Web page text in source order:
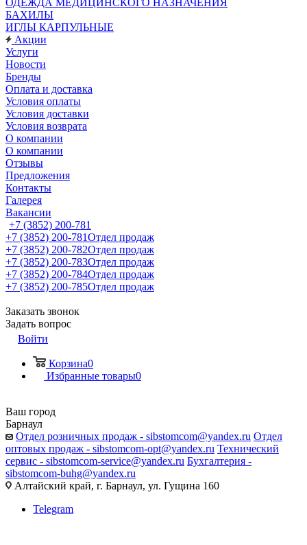
ОДЕЖДА МЕДИЦИНСКОГО НАЗНАЧЕНИЯ
БАХИЛЫ
ИГЛЫ КАРПУЛЬНЫЕ
Акции
Услуги
Новости
Бренды
Оплата и доставка
Условия оплаты
Условия доставки
Условия возврата
О компании
О компании
Отзывы
Предложения
Контакты
Галерея
Вакансии
+7 (3852) 200-781
+7 (3852) 200-781Отдел продаж
+7 (3852) 200-782Отдел продаж
+7 (3852) 200-783Отдел продаж
+7 (3852) 200-784Отдел продаж
+7 (3852) 200-785Отдел продаж
Заказать звонок
Задать вопрос
Войти
Корзина0
Избранные товары0
Ваш город
Барнаул
Отдел розничных продаж - sibstomcom@yandex.ru Отдел
оптовых продаж - sibstomcom-opt@yandex.ru Технический
сервис - sibstomcom-service@yandex.ru Бухгалтерия -
sibstomcom-buhg@yandex.ru
Алтайский край, г. Барнаул, ул. Гущина 160
Telegram